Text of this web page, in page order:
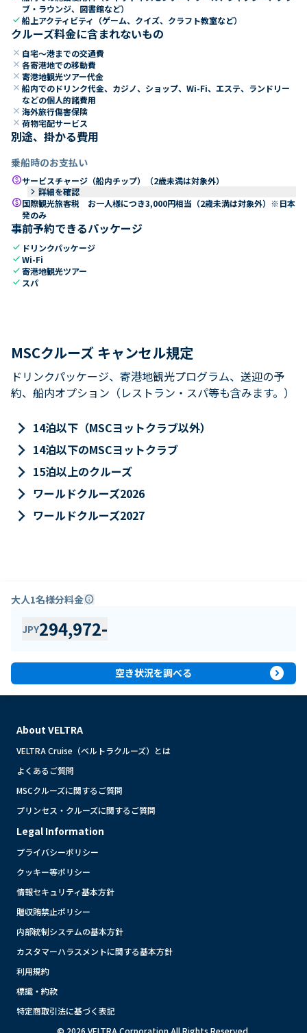
ブ・ラウンジ、図書館など）
check船上アクティビティ（ゲーム、クイズ、クラフト教室など）
クルーズ料金に含まれないもの
close 自宅～港までの交通費
close 各寄港地での移動費
close 寄港地観光ツアー代金
close 船内でのドリンク代金、カジノ、ショップ、Wi-Fi、エステ、ランドリー
などの個人的諸費用
close 海外旅行傷害保険
close 荷物宅配サービス
別途、掛かる費用
乗船時のお支払い
paidサービスチャージ（船内チップ）（2歳未満は対象外）
keyboard_arrow_right 詳細を確認
paid国際観光旅客税 お一人様につき3,000円相当（2歳未満は対象外）※日本
発のみ
事前予約できるパッケージ
check ドリンクパッケージ
checkWi-Fi
check寄港地観光ツアー
check スパ
MSCクルーズ キャンセル規定
ドリンクパッケージ、寄港地観光プログラム、送迎の予
約、船内オプション（レストラン・スパ等も含みます。）
keyboard_arrow_right 14泊以下（MSCヨットクラブ以外）
keyboard_arrow_right 14泊以下のMSCヨットクラブ
keyboard_arrow_right 15泊以上のクルーズ
keyboard_arrow_right ワールドクルーズ2026
keyboard_arrow_right ワールドクルーズ2027
大人1名様分料金info
JPY294,972-
空き状況を調べる expand_circle_right
About VELTRA
VELTRA Cruise（ベルトラクルーズ）とは
よくあるご質問
MSCクルーズに関するご質問
プリンセス・クルーズに関するご質問
Legal Information
プライバシーポリシー
クッキー等ポリシー
情報セキュリティ基本方針
贈収賄禁止ポリシー
内部統制システムの基本方針
カスタマーハラスメントに関する基本方針
利用規約
標識・約款
特定商取引法に基づく表記
© 2026 VELTRA Corporation All Rights Reserved.